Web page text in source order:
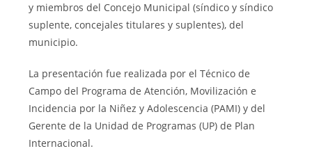
y miembros del Concejo Municipal (síndico y síndico
suplente, concejales titulares y suplentes), del
municipio.
La presentación fue realizada por el Técnico de
Campo del Programa de Atención, Movilización e
Incidencia por la Niñez y Adolescencia (PAMI) y del
Gerente de la Unidad de Programas (UP) de Plan
Internacional.